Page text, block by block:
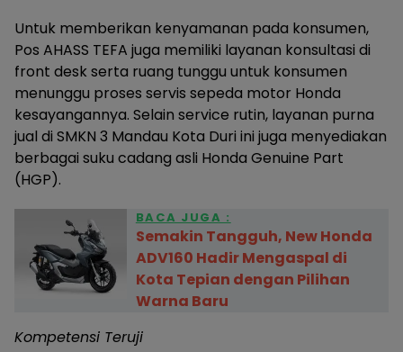
Untuk memberikan kenyamanan pada konsumen,
Pos AHASS TEFA juga memiliki layanan konsultasi di
front desk serta ruang tunggu untuk konsumen
menunggu proses servis sepeda motor Honda
kesayangannya. Selain service rutin, layanan purna
jual di SMKN 3 Mandau Kota Duri ini juga menyediakan
berbagai suku cadang asli Honda Genuine Part
(HGP).
BACA JUGA :
Semakin Tangguh, New Honda
ADV160 Hadir Mengaspal di
Kota Tepian dengan Pilihan
Warna Baru
Kompetensi Teruji